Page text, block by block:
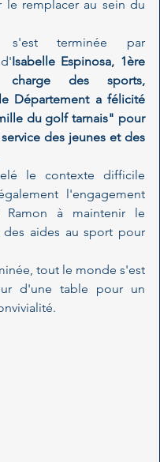
le remplacer au sein du
s'est terminée par
Isabelle Espinosa, 1ère
des sports,
Département a félicité
du golf tarnais" pour
des jeunes et des
le contexte difficile
l'engagement
Ramon à maintenir le
des aides au sport pour
tout le monde s'est
d'une table pour un